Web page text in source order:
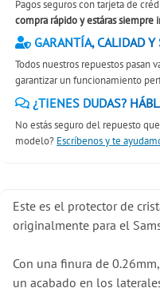
Pagos seguros con tarjeta de
compra rápido y estáras siempre
GARANTÍA, CALIDAD Y
Todos nuestros repuestos pasan
garantizar un funcionamiento
¿TIENES DUDAS?
No estás seguro del repuesto
modelo? Escríbenos y te
Este es el protector de
originalmente para el
Con una finura de
un acabado en los